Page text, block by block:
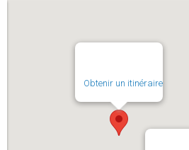
Obtenir un itinéraire